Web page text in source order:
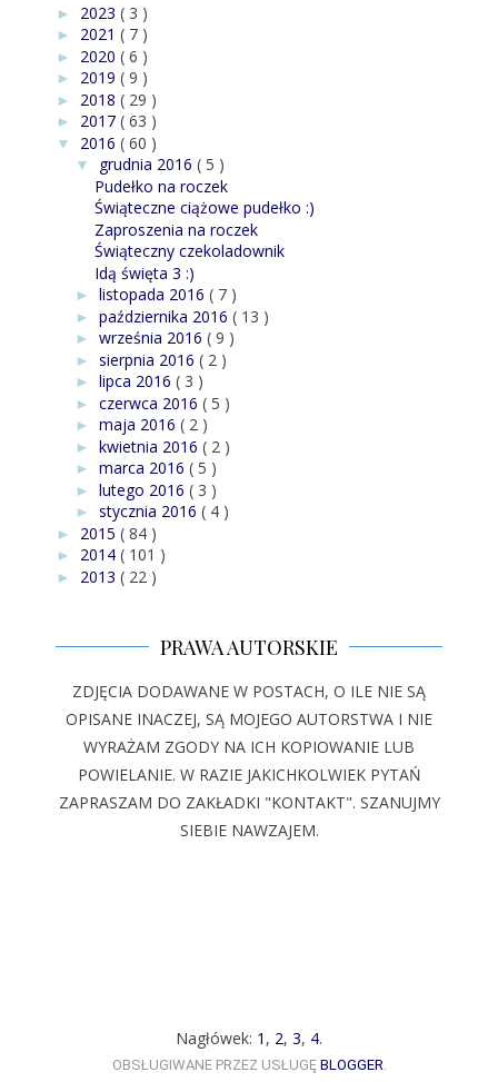
► 2023 ( 3 )
► 2021 ( 7 )
► 2020 ( 6 )
► 2019 ( 9 )
► 2018 ( 29 )
► 2017 ( 63 )
▼ 2016 ( 60 )
▼ grudnia 2016 ( 5 )
Pudełko na roczek
Świąteczne ciążowe pudełko :)
Zaproszenia na roczek
Świąteczny czekoladownik
Idą święta 3 :)
► listopada 2016 ( 7 )
► października 2016 ( 13 )
► września 2016 ( 9 )
► sierpnia 2016 ( 2 )
► lipca 2016 ( 3 )
► czerwca 2016 ( 5 )
► maja 2016 ( 2 )
► kwietnia 2016 ( 2 )
► marca 2016 ( 5 )
► lutego 2016 ( 3 )
► stycznia 2016 ( 4 )
► 2015 ( 84 )
► 2014 ( 101 )
► 2013 ( 22 )
PRAWA AUTORSKIE
ZDJĘCIA DODAWANE W POSTACH, O ILE NIE SĄ
OPISANE INACZEJ, SĄ MOJEGO AUTORSTWA I NIE
WYRAŻAM ZGODY NA ICH KOPIOWANIE LUB
POWIELANIE. W RAZIE JAKICHKOLWIEK PYTAŃ
ZAPRASZAM DO ZAKŁADKI "KONTAKT". SZANUJMY
SIEBIE NAWZAJEM.
Nagłówek: 1 , 2, 3, 4.
OBSŁUGIWANE PRZEZ USŁUGĘ BLOGGER.